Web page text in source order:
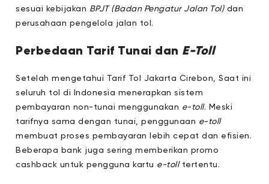
sesuai kebijakan BPJT (Badan Pengatur Jalan Tol)dan
perusahaan pengelola jalan tol.
Perbedaan Tarif Tunai dan E-Toll
Setelah mengetahui Tarif Tol Jakarta Cirebon, Saat ini
seluruh tol di Indonesia menerapkan sistem
pembayaran non-tunai menggunakan e-toll. Meski
tarifnya sama dengan tunai, penggunaan e-toll
membuat proses pembayaran lebih cepat dan efisien.
Beberapa bank juga sering memberikan promo
cashback untuk pengguna kartu e-tolltertentu.